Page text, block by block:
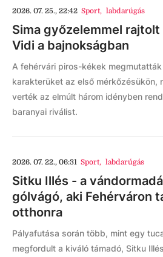
2026. 07. 25., 22:42 Sport, labdarúgás
Sima győzelemmel rajtolt
Vidi a bajnokságban
A fehérvári piros-kékek
karakterüket az első mérkőzésükön,
verték az elmúlt három idényben
baranyai riválist.
2026. 07. 22., 06:31 Sport, labdarúgás
Sitku Illés - a
gólvágó, aki Fehérváron
otthonra
Pályafutása során több, mint egy
megfordult a kiváló támadó, Sitku